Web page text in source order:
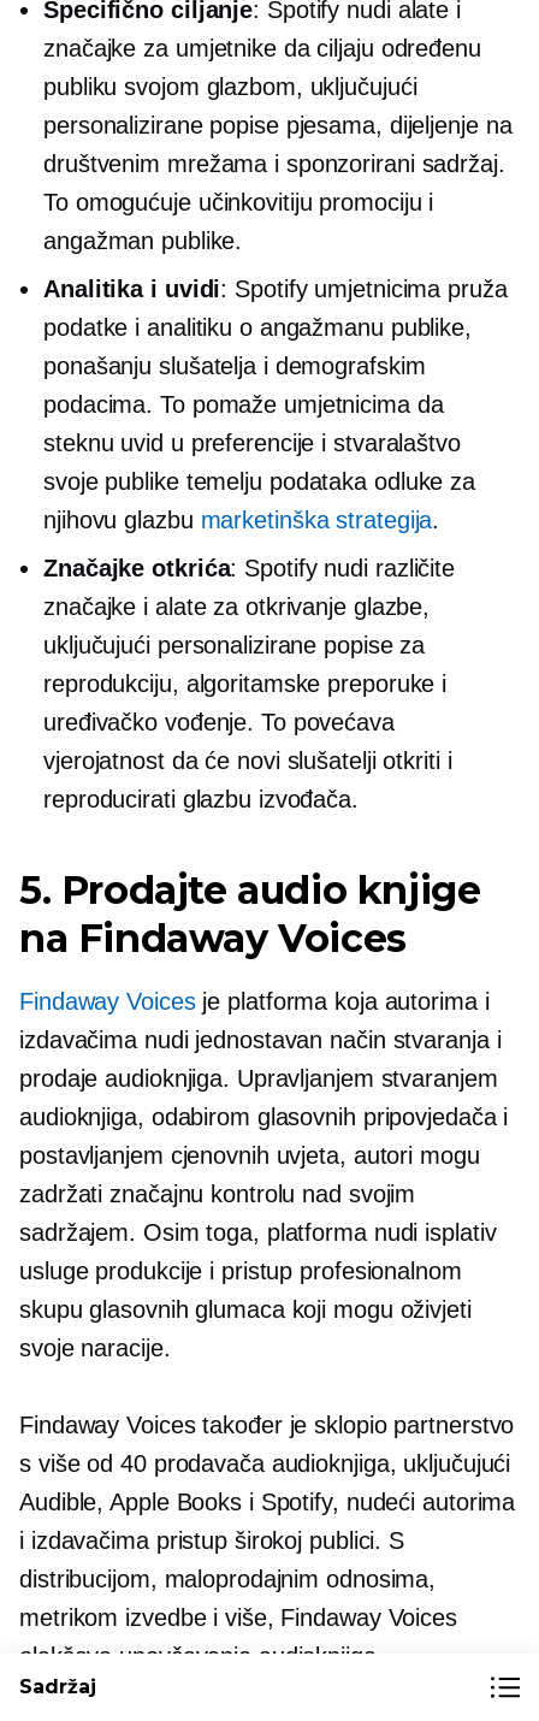
Specifično ciljanje: Spotify nudi alate i
značajke za umjetnike da ciljaju određenu
publiku svojom glazbom, uključujući
personalizirane popise pjesama, dijeljenje na
društvenim mrežama i sponzorirani sadržaj.
To omogućuje učinkovitiju promociju i
angažman publike.
Analitika i uvidi: Spotify umjetnicima pruža
podatke i analitiku o angažmanu publike,
ponašanju slušatelja i demografskim
podacima. To pomaže umjetnicima da
steknu uvid u preferencije i stvaralaštvo
svoje publike temelju podataka odluke za
njihovu glazbu marketinška strategija.
Značajke otkrića: Spotify nudi različite
značajke i alate za otkrivanje glazbe,
uključujući personalizirane popise za
reprodukciju, algoritamske preporuke i
uređivačko vođenje. To povećava
vjerojatnost da će novi slušatelji otkriti i
reproducirati glazbu izvođača.
5. Prodajte audio knjige
na Findaway Voices
Findaway Voicesje platforma koja autorima i
izdavačima nudi jednostavan način stvaranja i
prodaje audioknjiga. Upravljanjem stvaranjem
audioknjiga, odabirom glasovnih pripovjedača i
postavljanjem cjenovnih uvjeta, autori mogu
zadržati značajnu kontrolu nad svojim
sadržajem. Osim toga, platforma nudi isplativ
usluge produkcije i pristup profesionalnom
skupu glasovnih glumaca koji mogu oživjeti
svoje naracije.
Findaway Voices također je sklopio partnerstvo
s više od 40 prodavača audioknjiga, uključujući
Audible, Apple Books i Spotify, nudeći autorima
i izdavačima pristup širokoj publici. S
distribucijom, maloprodajnim odnosima,
metrikom izvedbe i više, Findaway Voices
olakšava unovčavanje audioknjiga.
Sadržaj